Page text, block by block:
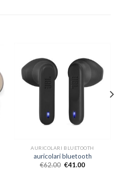
AURICOLARI BLUETOOTH
auricolari bluetooth
€62.00 €41.00